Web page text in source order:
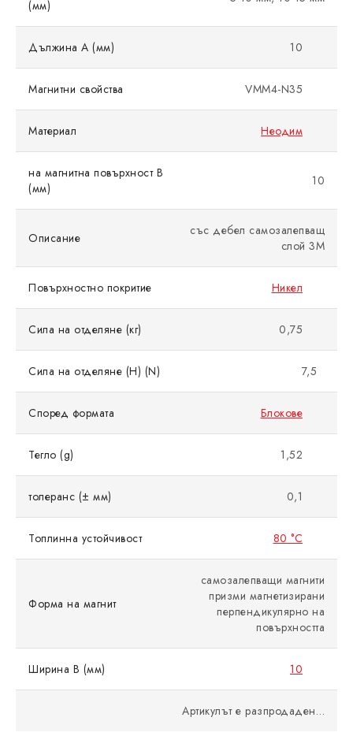
(мм)
Дължина A (мм) 10
Магнитни свойства VMM4-N35
Материал Неодим
на магнитна повърхност B
(мм)
10
Описание
със дебел самозалепващ
слой 3M
Повърхностно покритие Никел
Сила на отделяне (кг) 0,75
Сила на отделяне (Н) (N) 7,5
Според формата Блокове
Тегло (g) 1,52
толеранс (± мм) 0,1
Топлинна устойчивост 80 °C
Форма на магнит
самозалепващи магнити
призми магнетизирани
перпендикулярно на
повърхността
Ширина B (мм) 10
Артикулът е разпродаден…